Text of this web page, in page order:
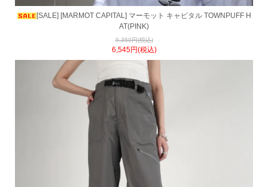
[SALE] [MARMOT CAPITAL] マーモット キャピタル TOWNPUFF H
AT(PINK)
9,350円(税込)
6,545円(税込)